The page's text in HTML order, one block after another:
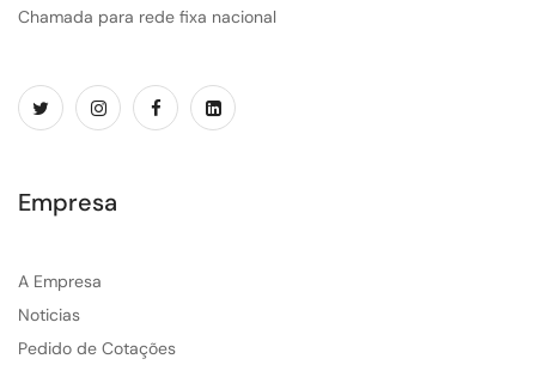
Chamada para rede fixa nacional
Empresa
A Empresa
Noticias
Pedido de Cotações